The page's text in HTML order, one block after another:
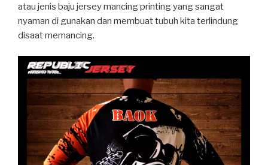
atau jenis baju jersey mancing printing yang sangat
nyaman di gunakan dan membuat tubuh kita terlindung
disaat memancing.